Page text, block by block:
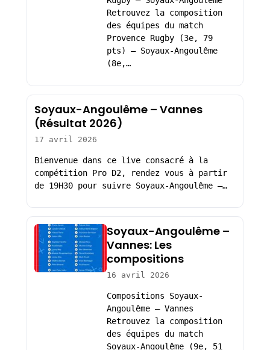
Retrouvez la composition
des équipes du match
Provence Rugby (3e, 79
pts) – Soyaux-Angoulême
(8e,…
Soyaux-Angoulême – Vannes
(Résultat 2026)
17 avril 2026
Bienvenue dans ce live consacré à la
compétition Pro D2, rendez vous à partir
de 19H30 pour suivre Soyaux-Angoulême –…
Soyaux-Angoulême –
Vannes: Les
compositions
16 avril 2026
Compositions Soyaux-
Angoulême – Vannes
Retrouvez la composition
des équipes du match
Soyaux-Angoulême (9e, 51